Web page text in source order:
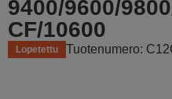
9400/9600/
CF/10600
Lopetettu Tuotenumero: